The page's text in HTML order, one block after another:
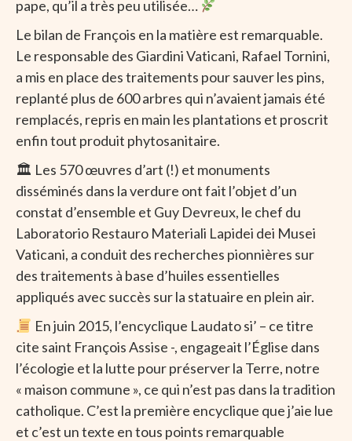
pape, qu’il a très peu utilisée…
Le bilan de François en la matière est remarquable.
Le responsable des Giardini Vaticani, Rafael Tornini,
a mis en place des traitements pour sauver les pins,
replanté plus de 600 arbres qui n’avaient jamais été
remplacés, repris en main les plantations et proscrit
enfin tout produit phytosanitaire.
🏛 Les 570 œuvres d’art (!) et monuments
disséminés dans la verdure ont fait l’objet d’un
constat d’ensemble et Guy Devreux, le chef du
Laboratorio Restauro Materiali Lapidei dei Musei
Vaticani, a conduit des recherches pionnières sur
des traitements à base d’huiles essentielles
appliqués avec succès sur la statuaire en plein air.
En juin 2015, l’encyclique Laudato si’ – ce titre
cite saint François Assise -, engageait l’Église dans
l’écologie et la lutte pour préserver la Terre, notre
« maison commune », ce qui n’est pas dans la tradition
catholique. C’est la première encyclique que j’aie lue
et c’est un texte en tous points remarquable